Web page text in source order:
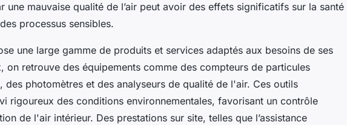
une mauvaise qualité de l’air peut avoir des effets significatifs sur la santé
processus sensibles.
une large gamme de produits et services adaptés aux besoins de ses
on retrouve des équipements comme des compteurs de particules
des photomètres et des analyseurs de qualité de l'air. Ces outils
rigoureux des conditions environnementales, favorisant un contrôle
de l'air intérieur. Des prestations sur site, telles que l’assistance